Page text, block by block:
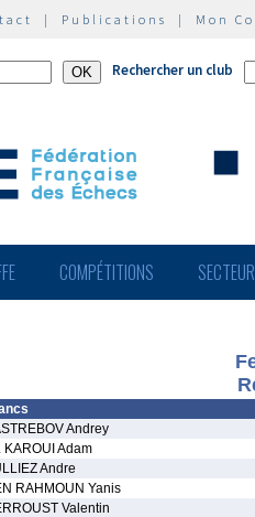
| Publications | Mon
Rechercher un club
COMPÉTITIONS
Andrey
KAROUI Adam
Andre
RAHMOUN Yanis
Valentin